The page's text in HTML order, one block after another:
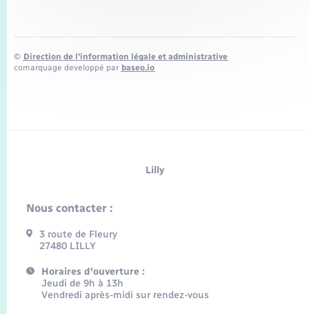
© Direction de l’information légale et administrative
comarquage developpé par baseo.io
Lilly
Nous contacter :
3 route de Fleury
27480 LILLY
Horaires d'ouverture :
Jeudi de 9h à 13h
Vendredi après-midi sur rendez-vous